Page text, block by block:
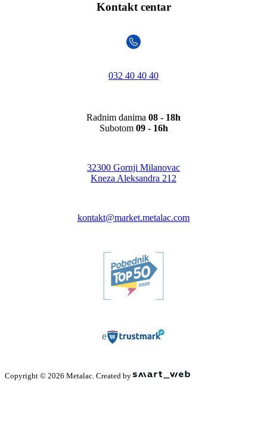
Kontakt centar
032 40 40 40
Radnim danima 08 - 18h
Subotom 09 - 16h
32300 Gornji Milanovac
Kneza Aleksandra 212
kontakt@market.metalac.com
Copyright © 2026 Metalac. Created by